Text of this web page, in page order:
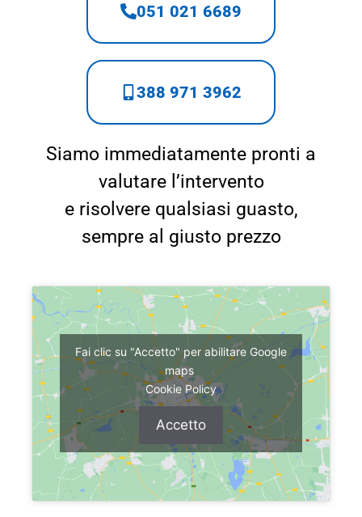
051 021 6689
388 971 3962
Siamo immediatamente pronti a
valutare l’intervento
e risolvere qualsiasi guasto,
sempre al giusto prezzo
Fai clic su "Accetto" per abilitare Google
maps
Cookie Policy
Accetto